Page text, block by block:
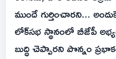
ముందే గుర్తించారని...
లోక్‌సభ స్థానంలో బీజేపీ
బుద్ధి చెప్పారని పొన్నం